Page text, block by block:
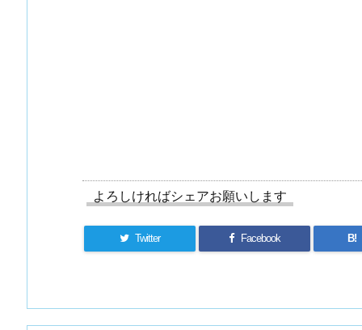
よろしければシェアお願いします
Twitter Facebook B!